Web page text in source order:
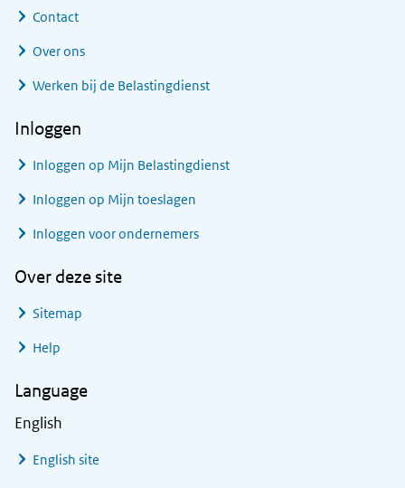
Contact
Over ons
Werken bij de Belastingdienst
Inloggen
Inloggen op Mijn Belastingdienst
Inloggen op Mijn toeslagen
Inloggen voor ondernemers
Over deze site
Sitemap
Help
Language
English
English site